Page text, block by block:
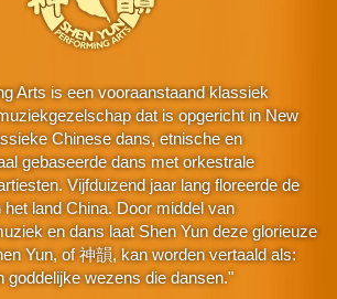
Arts is een vooraanstaand klassiek
dat is opgericht in New
Chinese dans, etnische en
gebaseerde dans met orkestrale
Vijfduizend jaar lang floreerde de
land China. Door middel van
en dans laat Shen Yun deze glorieuze
Yun, of 神韻, kan worden vertaald als:
goddelijke wezens die dansen."